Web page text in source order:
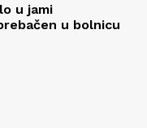
u jami
u bolnicu